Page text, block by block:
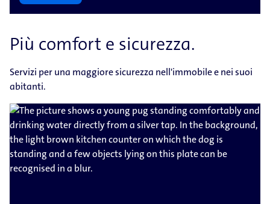
Più comfort e sicurezza.
Servizi per una maggiore sicurezza nell'immobile e nei suoi
abitanti.